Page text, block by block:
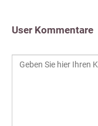
User Kommentare